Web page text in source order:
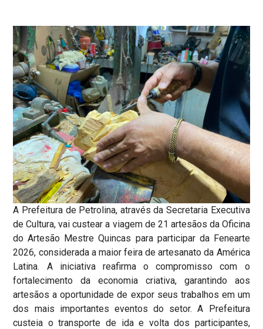
A Prefeitura de Petrolina, através da Secretaria Executiva
de Cultura, vai custear a viagem de 21 artesãos da Oficina
do Artesão Mestre Quincas para participar da Fenearte
2026, considerada a maior feira de artesanato da América
Latina. A iniciativa reafirma o compromisso com o
fortalecimento da economia criativa, garantindo aos
artesãos a oportunidade de expor seus trabalhos em um
dos mais importantes eventos do setor. A Prefeitura
custeia o transporte de ida e volta dos participantes,